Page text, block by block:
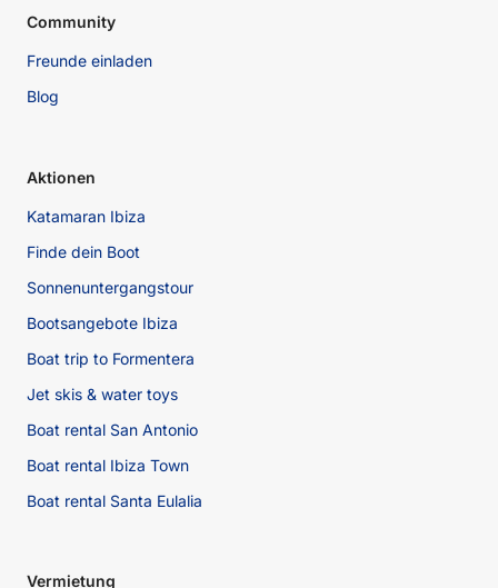
Community
Freunde einladen
Blog
Aktionen
Katamaran Ibiza
Finde dein Boot
Sonnenuntergangstour
Bootsangebote Ibiza
Boat trip to Formentera
Jet skis & water toys
Boat rental San Antonio
Boat rental Ibiza Town
Boat rental Santa Eulalia
Vermietung